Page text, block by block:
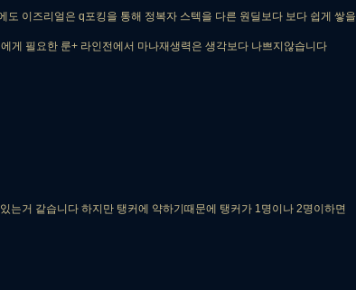
도 이즈리얼은 q포킹을 통해 정복자 스텍을 다른 원딜보다 보다 쉽게 쌓을
게 필요한 룬+ 라인전에서 마나재생력은 생각보다 나쁘지않습니다
는거 같습니다 하지만 탱커에 약하기때문에 탱커가 1명이나 2명이하면